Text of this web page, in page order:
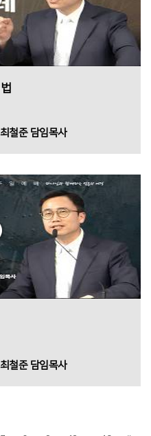
최철준 담임목사
최철준 담임목사